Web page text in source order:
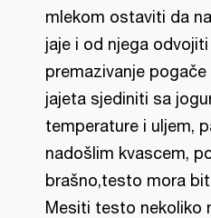
mlekom ostaviti da
jaje i od njega
premazivanje
jajeta sjediniti sa
temperature i uljem,
nadošlim kvascem,
brašno,testo mora
Mesiti testo nekoliko